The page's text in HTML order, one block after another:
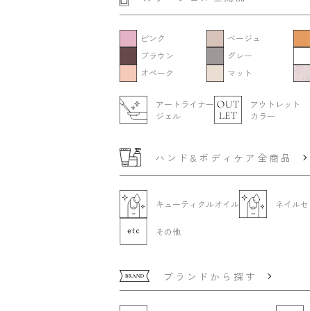
ピンク ベージュ
ブラウン
グレー
オペーク
マット
アートライナー
ジェル
アウトレット
カラー
ハンド&ボディケア全商品
キューティクルオイル ネイルセ
その他
ブランドから探す